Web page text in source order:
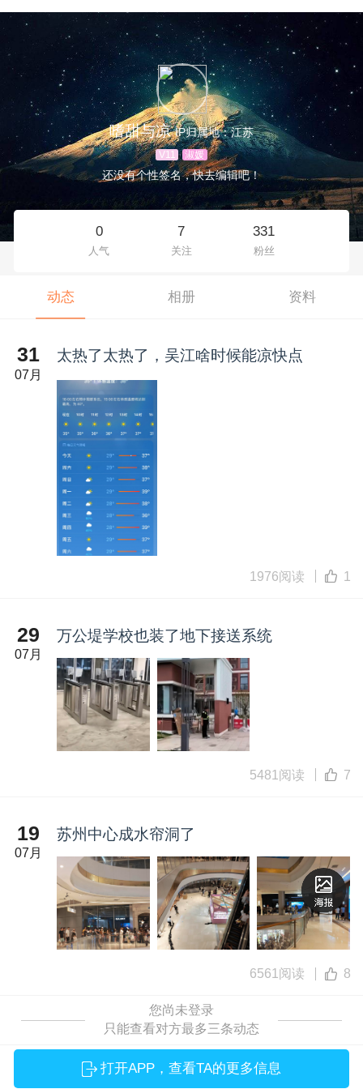
嗜甜与凉 IP归属地：江苏
V11 淑媛
还没有个性签名，快去编辑吧！
0
人气
7
关注
331
粉丝
动态 相册 资料
31
07月
太热了太热了，吴江啥时候能凉快点
1976阅读 1
29
07月
万公堤学校也装了地下接送系统
5481阅读 7
19
07月
苏州中心成水帘洞了
6561阅读 8
您尚未登录
只能查看对方最多三条动态
打开APP，查看TA的更多信息